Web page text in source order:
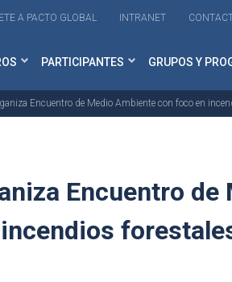
A PACTO GLOBAL INTRANET
PARTICIPANTES GRUPOS Y
Encuentro de Medio Ambiente con foco en
Encuentro de